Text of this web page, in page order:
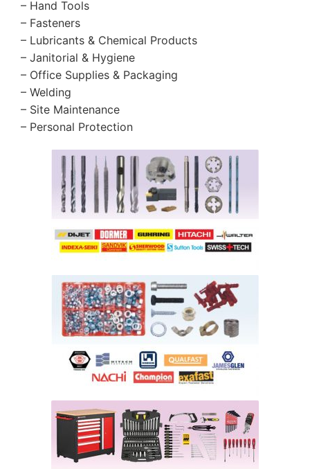
– Hand Tools
– Fasteners
– Lubricants & Chemical Products
– Janitorial & Hygiene
– Office Supplies & Packaging
– Welding
– Site Maintenance
– Personal Protection